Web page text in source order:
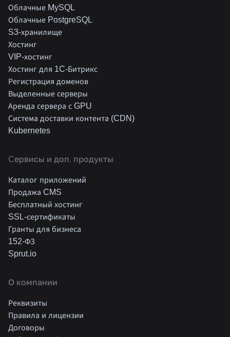
Облачные MySQL
Облачные PostgreSQL
S3-хранилище
Хостинг
VIP-хостинг
Хостинг для 1C-Битрикс
Регистрация доменов
Выделенные серверы
Аренда сервера с GPU
Система доставки контента (CDN)
Kubernetes
Cервисы и доп. продукты
Каталог приложений
Продажа CMS
Бесплатный хостинг
SSL-сертификаты
Гранты для бизнеса
152-ФЗ
Sprut.io
О компании
Реквизиты
Правила и лицензии
Договоры